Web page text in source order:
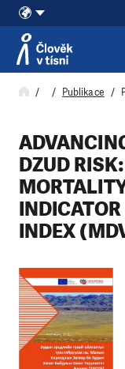
Přeskočit na obsah
Publikace
DZUD
INDEX